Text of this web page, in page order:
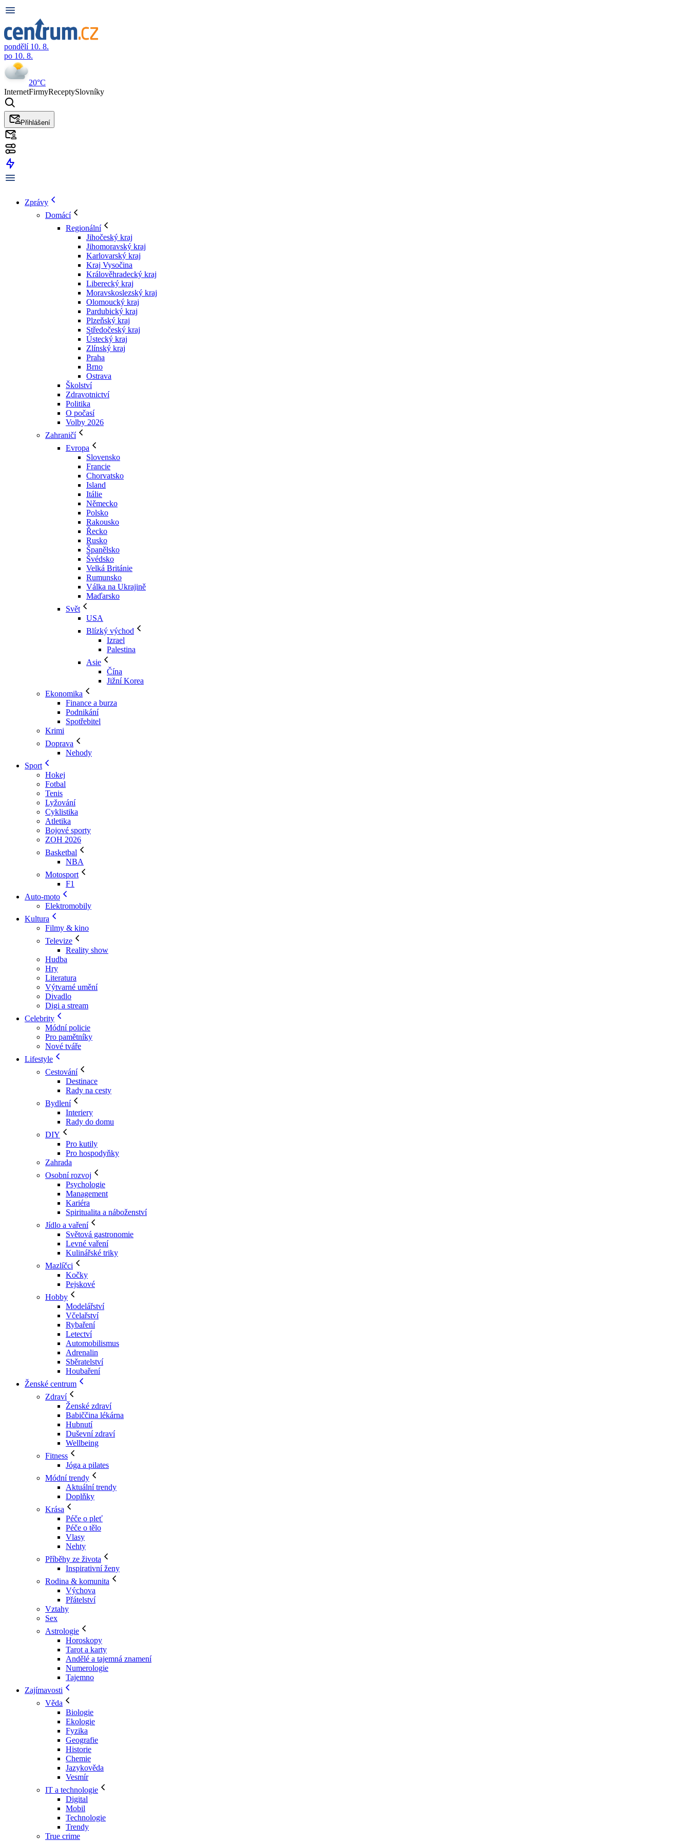
pondělí 10. 8.
po 10. 8.
20°C
InternetFirmyReceptySlovníky
Přihlášení
Zprávy
Domácí
Regionální
Jihočeský kraj
Jihomoravský kraj
Karlovarský kraj
Kraj Vysočina
Králověhradecký kraj
Liberecký kraj
Moravskoslezský kraj
Olomoucký kraj
Pardubický kraj
Plzeňský kraj
Středočeský kraj
Ústecký kraj
Zlínský kraj
Praha
Brno
Ostrava
Školství
Zdravotnictví
Politika
O počasí
Volby 2026
Zahraničí
Evropa
Slovensko
Francie
Chorvatsko
Island
Itálie
Německo
Polsko
Rakousko
Řecko
Rusko
Španělsko
Švédsko
Velká Británie
Rumunsko
Válka na Ukrajině
Maďarsko
Svět
USA
Blízký východ
Izrael
Palestina
Asie
Čína
Jižní Korea
Ekonomika
Finance a burza
Podnikání
Spotřebitel
Krimi
Doprava
Nehody
Sport
Hokej
Fotbal
Tenis
Lyžování
Cyklistika
Atletika
Bojové sporty
ZOH 2026
Basketbal
NBA
Motosport
F1
Auto-moto
Elektromobily
Kultura
Filmy & kino
Televize
Reality show
Hudba
Hry
Literatura
Výtvarné umění
Divadlo
Digi a stream
Celebrity
Módní policie
Pro pamětníky
Nové tváře
Lifestyle
Cestování
Destinace
Rady na cesty
Bydlení
Interiery
Rady do domu
DIY
Pro kutily
Pro hospodyňky
Zahrada
Osobní rozvoj
Psychologie
Management
Kariéra
Spiritualita a náboženství
Jídlo a vaření
Světová gastronomie
Levné vaření
Kulinářské triky
Mazlíčci
Kočky
Pejskové
Hobby
Modelářství
Včelařství
Rybaření
Letectví
Automobilismus
Adrenalin
Sběratelství
Houbaření
Ženské centrum
Zdraví
Ženské zdraví
Babiččina lékárna
Hubnutí
Duševní zdraví
Wellbeing
Fitness
Jóga a pilates
Módní trendy
Aktuální trendy
Doplňky
Krása
Péče o pleť
Péče o tělo
Vlasy
Nehty
Příběhy ze života
Inspirativní ženy
Rodina & komunita
Výchova
Přátelství
Vztahy
Sex
Astrologie
Horoskopy
Tarot a karty
Andělé a tajemná znamení
Numerologie
Tajemno
Zajímavosti
Věda
Biologie
Ekologie
Fyzika
Geografie
Historie
Chemie
Jazykověda
Vesmír
IT a technologie
Digital
Mobil
Technologie
Trendy
True crime